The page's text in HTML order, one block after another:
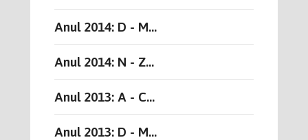
Anul 2014: D - M...
Anul 2014: N - Z...
Anul 2013: A - C...
Anul 2013: D - M...